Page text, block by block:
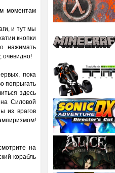
моментам
и тут мы
кнопки
нажимать
очевидно!
пока
попрыгать
здесь
Силовой
из врагов
на
корабль